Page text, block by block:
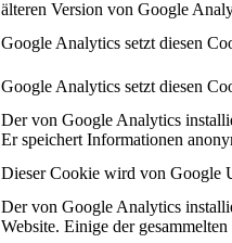
älteren Version von Google
Google Analytics setzt diesen
Google Analytics setzt diesen
Der von Google Analytics
Er speichert Informationen
Dieser Cookie wird von Google
Der von Google Analytics
Website. Einige der